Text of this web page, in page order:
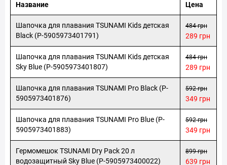
Название Цена
Шапочка для плавания TSUNAMI Kids детская
Black (P-5905973401791)
484 грн
289 грн
Шапочка для плавания TSUNAMI Kids детская
Sky Blue (P-5905973401807)
484 грн
289 грн
Шапочка для плавания TSUNAMI Pro Black (P-
5905973401876)
592 грн
349 грн
Шапочка для плавания TSUNAMI Pro Blue (P-
5905973401883)
592 грн
349 грн
Гермомешок TSUNAMI Dry Pack 20 л
водозащитный Sky Blue (P-5905973400022)
899 грн
639 грн